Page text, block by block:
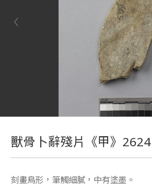
獸骨卜辭殘片《甲》2624
刻畫鳥形，筆觸細膩，中有塗墨。